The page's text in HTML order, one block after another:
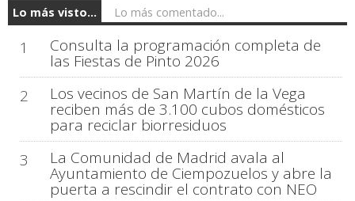
Lo más visto... Lo más comentado...
1 Consulta la programación completa de
las Fiestas de Pinto 2026
2
Los vecinos de San Martín de la Vega
reciben más de 3.100 cubos domésticos
para reciclar biorresiduos
3
La Comunidad de Madrid avala al
Ayuntamiento de Ciempozuelos y abre la
puerta a rescindir el contrato con NEO